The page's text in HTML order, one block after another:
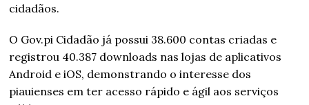
cidadãos.
O Gov.pi Cidadão já possui 38.600 contas criadas e
registrou 40.387 downloads nas lojas de aplicativos
Android e iOS, demonstrando o interesse dos
piauienses em ter acesso rápido e ágil aos serviços